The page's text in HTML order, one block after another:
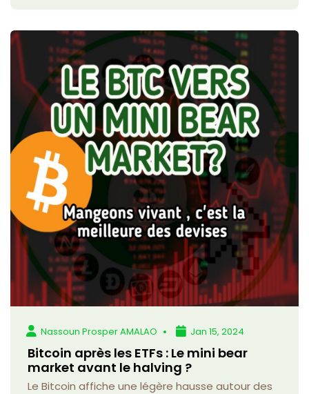
Nassoun Prosper AMALAO Jan 15, 2024
Bitcoin après les ETFs : Le mini bear
market avant le halving ?
Le Bitcoin affiche une légère hausse autour des